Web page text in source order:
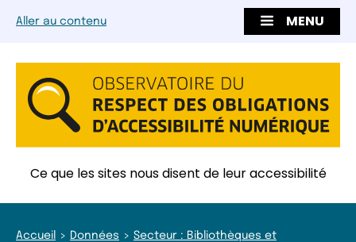
Aller au contenu MENU
Ce que les sites nous disent de leur accessibilité
Accueil Données
Secteur : Bibliothèques et